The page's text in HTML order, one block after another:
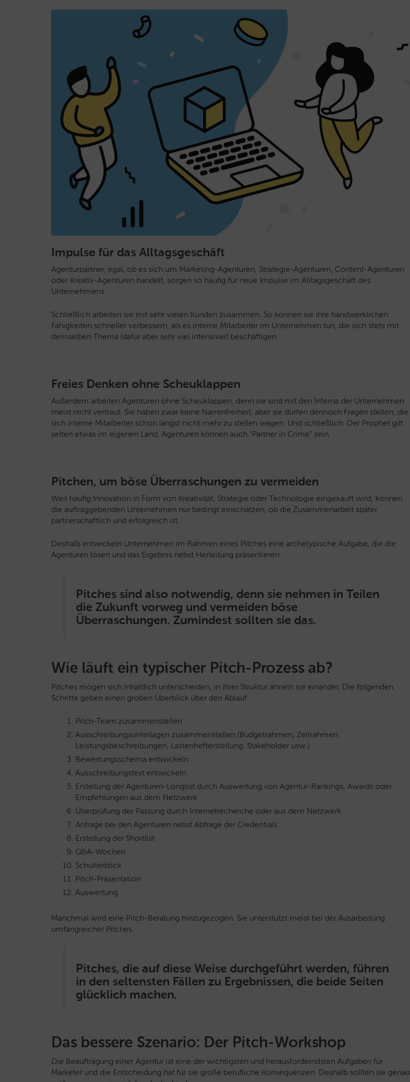
Impulse für das Alltagsgeschäft
Agenturpartner, egal, ob es sich um Marketing-Agenturen, Strategie-Agenturen, Content-Agenturen
oder Kreativ-Agenturen handelt, sorgen so häufig für neue Impulse im Alltagsgeschäft des
Unternehmens.
Schließlich arbeiten sie mit sehr vielen Kunden zusammen. So können sie ihre handwerklichen
Fähigkeiten schneller verbessern, als es interne Mitarbeiter im Unternehmen tun, die sich stets mit
demselben Thema (dafür aber sehr viel intensiver) beschäftigen.
Freies Denken ohne Scheuklappen
Außerdem arbeiten Agenturen ohne Scheuklappen, denn sie sind mit den Interna der Unternehmen
meist nicht vertraut. Sie haben zwar keine Narrenfreiheit, aber sie dürfen dennoch Fragen stellen, die
sich interne Mitarbeiter schon längst nicht mehr zu stellen wagen. Und schließlich: Der Prophet gilt
selten etwas im eigenen Land, Agenturen können auch “Partner in Crime” sein.
Pitchen, um böse Überraschungen zu vermeiden
Weil häufig Innovation in Form von Kreativität, Strategie oder Technologie eingekauft wird, können
die auftraggebenden Unternehmen nur bedingt einschätzen, ob die Zusammenarbeit später
partnerschaftlich und erfolgreich ist.
Deshalb entwickeln Unternehmen im Rahmen eines Pitches eine archetypische Aufgabe, die die
Agenturen lösen und das Ergebnis nebst Herleitung präsentieren.
Pitches sind also notwendig, denn sie nehmen in Teilen
die Zukunft vorweg und vermeiden böse
Überraschungen. Zumindest sollten sie das.
Wie läuft ein typischer Pitch-Prozess ab?
Pitches mögen sich inhaltlich unterscheiden, in ihrer Struktur ähneln sie einander. Die folgenden
Schritte geben einen groben Überblick über den Ablauf:
Pitch-Team zusammenstellen
Ausschreibungsunterlagen zusammenstellen (Budgetrahmen, Zeitrahmen,
Leistungsbeschreibungen, Lastenhefterstellung, Stakeholder usw.)
Bewertungsschema entwickeln
Ausschreibungstext entwickeln
Erstellung der Agenturen-Longlist durch Auswertung von Agentur-Rankings, Awards oder
Empfehlungen aus dem Netzwerk
Überprüfung der Passung durch Internetrecherche oder aus dem Netzwerk
Anfrage bei den Agenturen nebst Abfrage der Credentials
Erstellung der Shortlist
Q&A-Wochen
Schulterblick
Pitch-Präsentation
Auswertung
Manchmal wird eine Pitch-Beratung hinzugezogen. Sie unterstützt meist bei der Ausarbeitung
umfangreicher Pitches.
Pitches, die auf diese Weise durchgeführt werden, führen
in den seltensten Fällen zu Ergebnissen, die beide Seiten
glücklich machen.
Das bessere Szenario: Der Pitch-Workshop
Die Beauftragung einer Agentur ist eine der wichtigsten und herausforderndsten Aufgaben für
Marketer und die Entscheidung hat für sie große berufliche Konsequenzen. Deshalb sollten sie genau